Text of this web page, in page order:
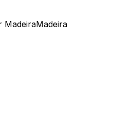
MadeiraMadeira